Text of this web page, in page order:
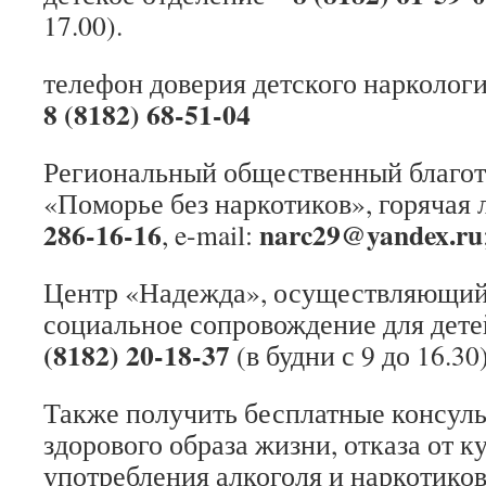
17.00).
телефон доверия детского
8 (8182) 68-51-04
Региональный общественный
«Поморье без наркотиков»,
286-16-16, e-mail: narc29@yandex.ru
Центр «Надежда»,
социальное сопровождение для
(8182) 20-18-37 (в будни с 9 до
Также получить бесплатные
здорового образа жизни, отказа от
употребления алкоголя и